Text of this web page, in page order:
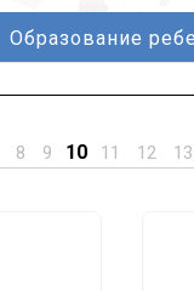
Образование
8 9 10 11 12 13